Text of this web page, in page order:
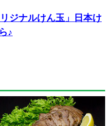
ジナルけん玉」日本け
♪